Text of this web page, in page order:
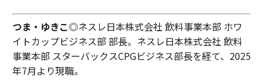
つま・ゆきこ◎ネスレ日本株式会社 飲料事業本部 ホワ
イトカップビジネス部 部長。ネスレ日本株式会社 飲料
事業本部 スターバックスCPGビジネス部長を経て、2025
年7月より現職。